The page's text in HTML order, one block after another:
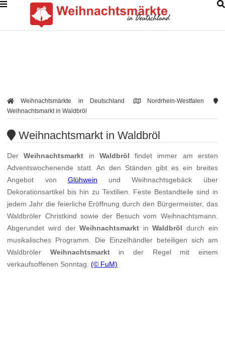
Weihnachtsmärkte in Deutschland
Nordrhein-Westfalen
Weihnachtsmarkt in Waldbröl
Weihnachtsmarkt in Waldbröl
DerWeihnachtsmarkt in Waldbröl findet immer am ersten
Adventswochenende statt. An den Ständen gibt es ein breites
Angebot von Glühwein und Weihnachtsgebäck über
Dekorationsartikel bis hin zu Textilien. Feste Bestandteile sind in
jedem Jahr die feierliche Eröffnung durch den Bürgermeister, das
Waldbröler Christkind sowie der Besuch vom Weihnachtsmann.
Abgerundet wird derWeihnachtsmarkt inWaldbröl durch ein
musikalisches Programm. Die Einzelhändler beteiligen sich am
Waldbröler Weihnachtsmarktin der Regel mit einem
verkaufsoffenen Sonntag.(© FuM)